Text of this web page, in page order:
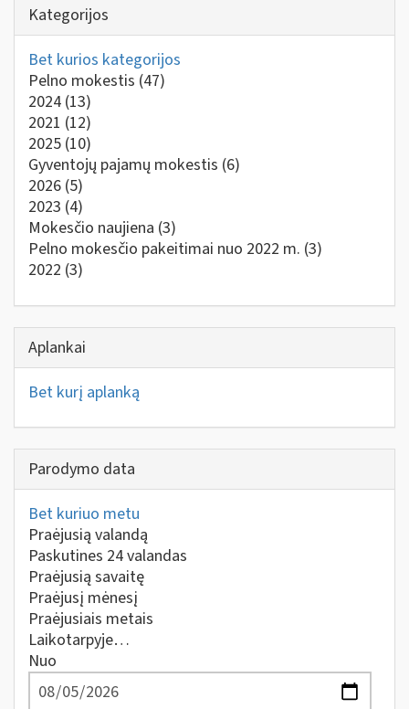
Kategorijos
Bet kurios kategorijos
Pelno mokestis (47)
2024 (13)
2021 (12)
2025 (10)
Gyventojų pajamų mokestis (6)
2026 (5)
2023 (4)
Mokesčio naujiena (3)
Pelno mokesčio pakeitimai nuo 2022 m. (3)
2022 (3)
Aplankai
Bet kurį aplanką
Parodymo data
Bet kuriuo metu
Praėjusią valandą
Paskutines 24 valandas
Praėjusią savaitę
Praėjusį mėnesį
Praėjusiais metais
Laikotarpyje…
Nuo